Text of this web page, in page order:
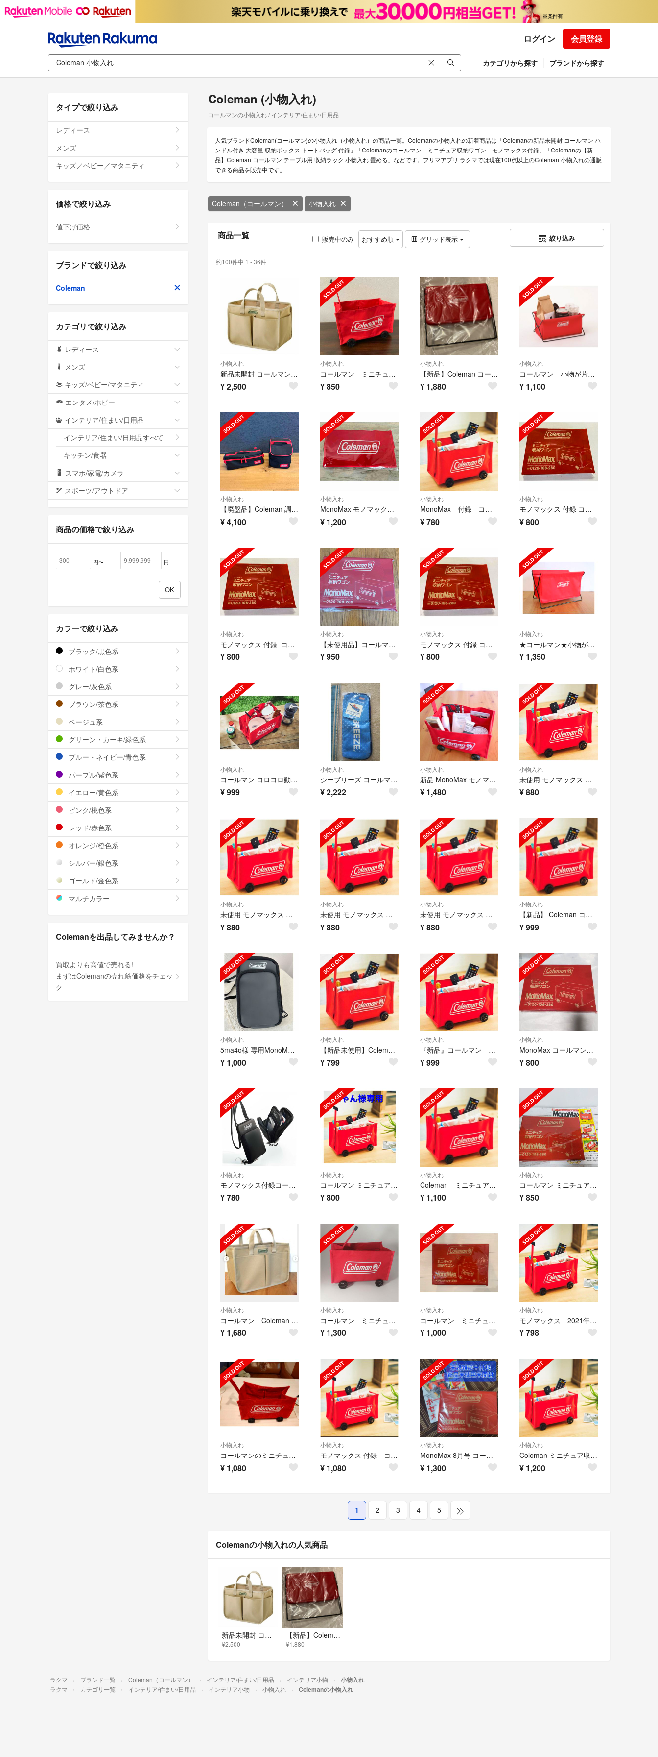
ログイン 会員登録
カテゴリから探す ブランドから探す
Coleman (小物入れ)
コールマンの小物入れ / インテリア/住まい/日用品
人気ブランドColeman(コールマン)の小物入れ（小物入れ）の商品一覧。Colemanの小物入れの新着商品は「Colemanの新品未開封 コールマン ハ
ンドル付き 大容量 収納ボックス トートバッグ 付録」「Colemanのコールマン ミニチュア収納ワゴン モノマックス付録」「Colemanの【新
品】Coleman コールマン テーブル用 収納ラック 小物入れ 畳める」などです。フリマアプリ ラクマでは現在100点以上のColeman 小物入れの通販
できる商品を販売中です。
Coleman（コールマン） 小物入れ
商品一覧 販売中のみ おすすめ順 グリッド表示 絞り込み
約100件中 1 - 36件
小物入れ
新品未開封 コールマン ハンドル付き 大容量 収納ボックス トートバッグ 付録
¥2,500
小物入れ
コールマン ミニチュア収納ワゴン モノマックス付録
¥850
小物入れ
【新品】Coleman コールマン テーブル用 収納ラック 小物入れ 畳める
¥ 1,880
小物入れ
コールマン 小物が片付く収納ラック
¥ 1,100
小物入れ
【廃盤品】Coleman 調味料・カトラリーケース
¥4,100
小物入れ
MonoMax モノマックス 付録 コールマン ミニチュア収納ワゴン
¥ 1,200
小物入れ
MonoMax 付録 コールマン ミニチュア 収納ワゴン ☆未開封品☆
¥780
小物入れ
モノマックス 付録 コールマンミニチュア収納ワゴン新品
¥800
小物入れ
モノマックス 付録 コールマン ミニチュア収納ワゴン新品
¥800
小物入れ
【未使用品】コールマン ミニチュア収納ワゴン
¥950
小物入れ
モノマックス 付録 コールマンミニチュア収納ワゴン新品
¥800
小物入れ
★コールマン★小物が片付く収納ラック★InRed★
¥ 1,350
小物入れ
コールマン コロコロ動かせるタイヤ付き ミニチュア収納ワゴン Coleman
¥999
小物入れ
シーブリーズ コールマン マルチケース 折り畳み傘入れ
¥2,222
小物入れ
新品 MonoMax モノマックス 8月号付録 Coleman ミニチュアワゴン
¥ 1,480
小物入れ
未使用 モノマックス 付録 コールマン ミニチュア収納ワゴン 未開封
¥880
小物入れ
未使用 モノマックス 付録 コールマン ミニチュア収納ワゴン 未開封
¥880
小物入れ
未使用 モノマックス 付録 コールマン ミニチュア収納ワゴン 未開封
¥880
小物入れ
未使用 モノマックス 付録 コールマン ミニチュア収納ワゴン 未開封
¥880
小物入れ
【新品】 Coleman コールマン ミニチュア収納ワゴン モノマックス 付録
¥999
小物入れ
5ma4o様 専用MonoMax コールマン 万能ショルダーバッグ
¥ 1,000
小物入れ
【新品未使用】Colemanミニチュア収納ワゴン モノマックス付録
¥799
小物入れ
『新品』コールマン ミニチュア収納ワゴン
¥999
小物入れ
MonoMax コールマン監修 ミニチュア収納ワゴン
¥800
小物入れ
モノマックス付録コールマン万能ショルダー
¥780
小物入れ
コールマン ミニチュア収納ワゴン
¥800
小物入れ
Coleman ミニチュア収納ワゴン
¥ 1,100
小物入れ
コールマン ミニチュア収納ワゴン MonoMax付録
¥850
小物入れ
コールマン Coleman 収納ケース トートバッグ InRed付録
¥ 1,680
小物入れ
コールマン ミニチュア収納ワゴン
¥ 1,300
小物入れ
コールマン ミニチュア収納ワゴン
¥ 1,000
小物入れ
モノマックス 2021年8月号付録 コールマン小物入れ
¥798
小物入れ
コールマンのミニチュア収納ワゴン
¥ 1,080
小物入れ
モノマックス 付録 コールマン コロコロ動かせるタイヤ付 ミニチュア収納ワゴン
¥ 1,080
小物入れ
MonoMax 8月号 コールマン ミニチュア収納ワゴン
¥ 1,300
小物入れ
Coleman ミニチュア収納ワゴン MonoMax8月号 付録
¥ 1,200
1 2 3 4 5
Colemanの小物入れの人気商品
新品未開封 コールマン ハンドル付き 大容量 収納ボックス トートバッグ 付録
¥2,500
【新品】Coleman コールマン テーブル用 収納ラック 小物入れ 畳める
¥1,880
タイプで絞り込み
レディース
メンズ
キッズ／ベビー／マタニティ
価格で絞り込み
値下げ価格
ブランドで絞り込み
Coleman
カテゴリで絞り込み
レディース
メンズ
キッズ/ベビー/マタニティ
エンタメ/ホビー
インテリア/住まい/日用品
インテリア/住まい/日用品すべて
キッチン/食器
スマホ/家電/カメラ
スポーツ/アウトドア
商品の価格で絞り込み
円〜 円
カラーで絞り込み
ブラック/黒色系
ホワイト/白色系
グレー/灰色系
ブラウン/茶色系
ベージュ系
グリーン・カーキ/緑色系
ブルー・ネイビー/青色系
パープル/紫色系
イエロー/黄色系
ピンク/桃色系
レッド/赤色系
オレンジ/橙色系
シルバー/銀色系
ゴールド/金色系
マルチカラー
Colemanを出品してみませんか？
買取よりも高値で売れる!
まずはColemanの売れ筋価格をチェッ
ク
ラクマ ブランド一覧 Coleman（コールマン） インテリア/住まい/日用品 インテリア小物 小物入れ
ラクマ カテゴリ一覧 インテリア/住まい/日用品 インテリア小物 小物入れ Colemanの小物入れ